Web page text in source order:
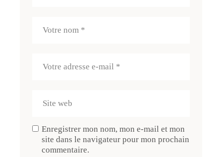
Enregistrer mon nom, mon e-mail et mon
site dans le navigateur pour mon prochain
commentaire.